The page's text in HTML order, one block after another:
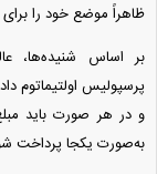
ظاهراً موضع خود را
بر اساس شنیده‌ها،
پرسپولیس اولتیماتوم
به‌صورت یکجا پرداخت